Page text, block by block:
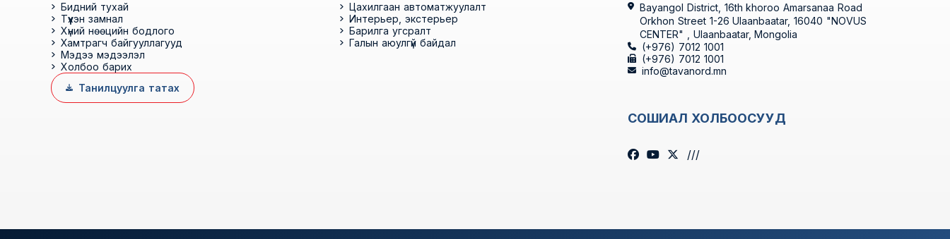
Бидний тухай
Түүхэн замнал
Хүний нөөцийн бодлого
Хамтрагч байгууллагууд
Мэдээ мэдээлэл
Холбоо барих
Танилцуулга татах
Цахилгаан автоматжуулалт
Интерьер, экстерьер
Барилга угсралт
Галын аюулгүй байдал
Bayangol District, 16th khoroo Amarsanaa Road
Orkhon Street 1-26 Ulaanbaatar, 16040 "NOVUS
CENTER" , Ulaanbaatar, Mongolia
(+976) 7012 1001
(+976) 7012 1001
info@tavanord.mn
СОШИАЛ ХОЛБООСУУД
///